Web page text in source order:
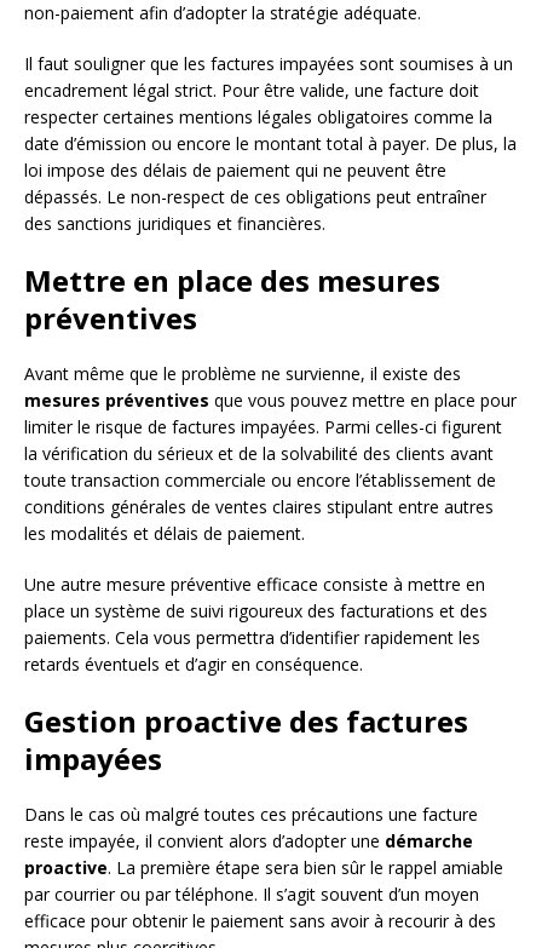
non-paiement afin d’adopter la stratégie adéquate.
Il faut souligner que les factures impayées sont soumises à un
encadrement légal strict. Pour être valide, une facture doit
respecter certaines mentions légales obligatoires comme la
date d’émission ou encore le montant total à payer. De plus, la
loi impose des délais de paiement qui ne peuvent être
dépassés. Le non-respect de ces obligations peut entraîner
des sanctions juridiques et financières.
Mettre en place des mesures
préventives
Avant même que le problème ne survienne, il existe des
mesures préventives que vous pouvez mettre en place pour
limiter le risque de factures impayées. Parmi celles-ci figurent
la vérification du sérieux et de la solvabilité des clients avant
toute transaction commerciale ou encore l’établissement de
conditions générales de ventes claires stipulant entre autres
les modalités et délais de paiement.
Une autre mesure préventive efficace consiste à mettre en
place un système de suivi rigoureux des facturations et des
paiements. Cela vous permettra d’identifier rapidement les
retards éventuels et d’agir en conséquence.
Gestion proactive des factures
impayées
Dans le cas où malgré toutes ces précautions une facture
reste impayée, il convient alors d’adopter une démarche
proactive. La première étape sera bien sûr le rappel amiable
par courrier ou par téléphone. Il s’agit souvent d’un moyen
efficace pour obtenir le paiement sans avoir à recourir à des